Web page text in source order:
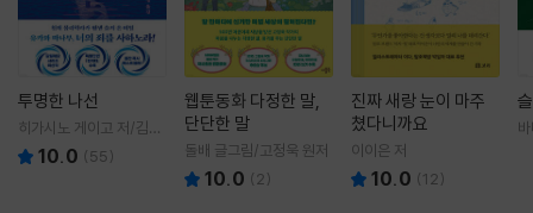
투명한 나선
히가시노 게이고 저/김선
영 역10.0 (55)
웹툰동화 다정한 말,
단단한 말
돌배 글그림/고정욱 원저
10.0 ( 2)
진짜 새랑 눈이 마주
쳤다니까요
이이은 저
10.0 (12)